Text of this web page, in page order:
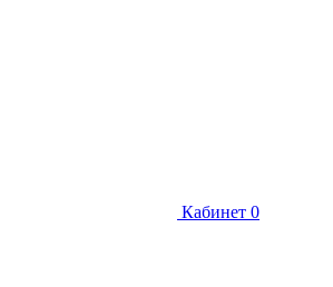
Кабинет 0